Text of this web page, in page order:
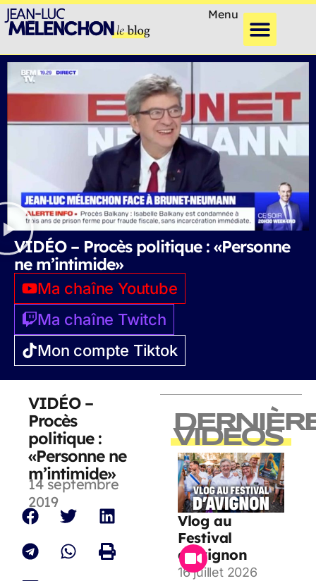
Menu
VIDÉO – Procès politique : «Personne
ne m’intimide»
Ma chaîne Youtube
Ma chaîne Twitch
Mon compte Tiktok
VIDÉO –
Procès
politique :
«Personne ne
m’intimide»
14 septembre
2019
VIDEOS
Vlog au
Festival
d’Avignon
16 juillet 2026